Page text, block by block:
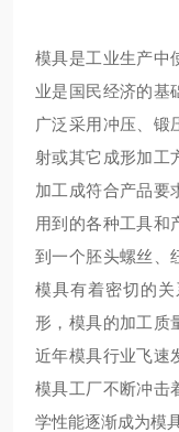
模具是工业生产中
业是国民经济的基
广泛采用冲压、锻
射或其它成形加工
加工成符合产品要
用到的各种工具和
到一个胚头螺丝、
模具有着密切的
形，模具的加工质
近年模具行业飞速
模具工厂不断冲击
学性能逐渐成为模